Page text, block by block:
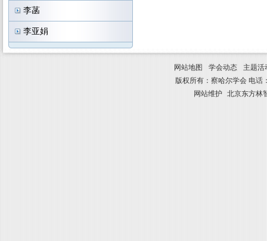
李菡
李亚娟
网站地图 学会动态
主题活
版权所有：察哈尔学会 电话
网站维护 北京东方林